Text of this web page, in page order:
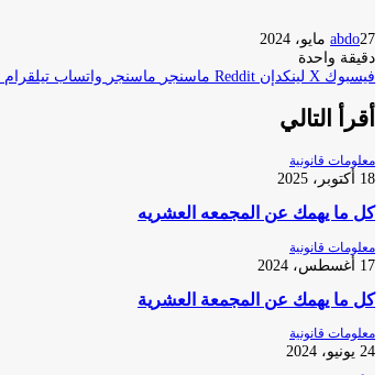
abdo27 مايو، 2024
دقيقة واحدة
فيسبوك ‫X لينكدإن ماسنجر ماسنجر واتساب تيلقرام
أقرأ التالي
معلومات قانونية
18 أكتوبر، 2025
كل ما يهمك عن المجمعه العشريه
معلومات قانونية
17 أغسطس، 2024
كل ما يهمك عن المجمعة العشرية
معلومات قانونية
24 يونيو، 2024